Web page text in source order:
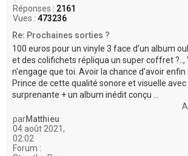
Réponses : 2161
Vues : 473236
Re: Prochaines sorties ?
100 euros pour un vinyle 3 face d’un album
et des colifichets répliqua un super coffret ?..,
n'engage que toi. Avoir la chance d'avoir enfin
Prince de cette qualité sonore et visuelle
surprenante + un album inédit conçu ...
parMatthieu
04 août 2021,
02:02
Forum :